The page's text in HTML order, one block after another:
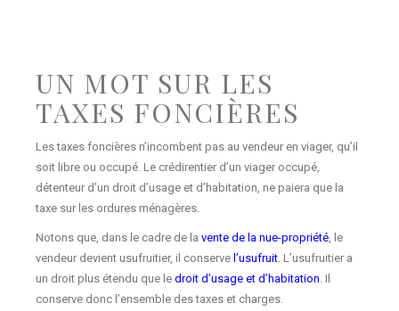
UN MOT SUR LES
TAXES FONCIÈRES
Les taxes foncières n’incombent pas au vendeur en viager, qu’il
soit libre ou occupé. Le crédirentier d’un viager occupé,
détenteur d’un droit d’usage et d’habitation, ne paiera que la
taxe sur les ordures ménagères.
Notons que, dans le cadre de lavente de la nue-propriété , le
vendeur devient usufruitier, il conservel’usufruit . L’usufruitier a
un droit plus étendu que ledroit d’usage et d’habitation . Il
conserve donc l’ensemble des taxes et charges.